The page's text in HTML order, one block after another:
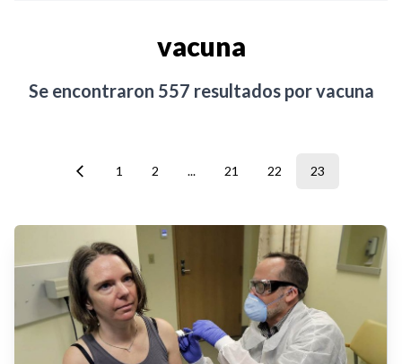
vacuna
Se encontraron 557 resultados porvacuna
1 2 ... 21 22 23